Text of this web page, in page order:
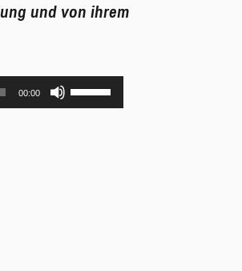
und von ihrem
00:00
Pfeiltasten
Hoch/Runter